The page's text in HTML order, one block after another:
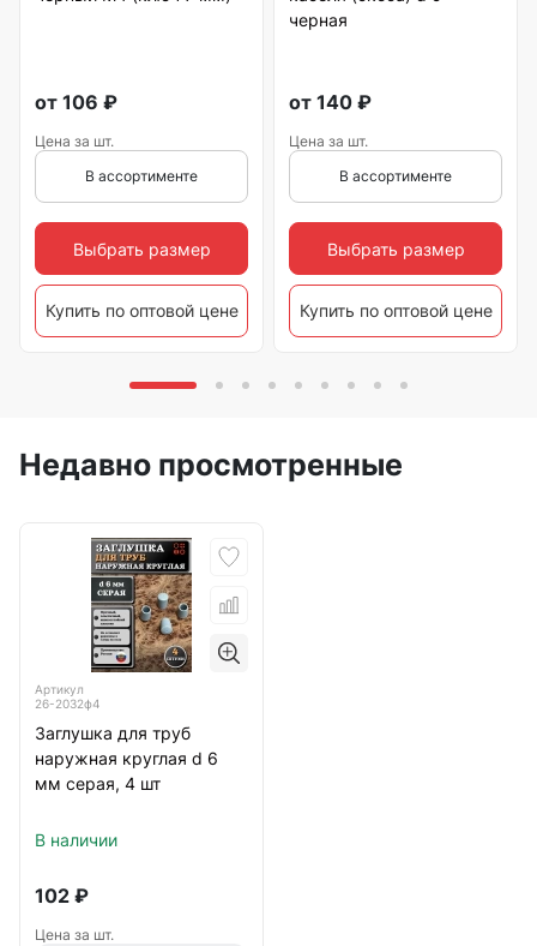
от 106 ₽
Цена за шт.
В ассортименте
Выбрать размер
Купить по оптовой цене
черная
от 140 ₽
Цена за шт.
В ассортименте
Выбрать размер
Купить по оптовой цене
Недавно просмотренные
Артикул
26-2032ф4
Заглушка для труб
наружная круглая d 6
мм серая, 4 шт
В наличии
102 ₽
Цена за шт.